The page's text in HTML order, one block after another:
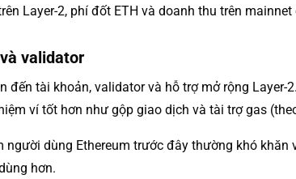
Layer-2, phí đốt ETH và doanh thu trên
validator
đến tài khoản, validator và hỗ trợ mở rộng
ví tốt hơn như gộp giao dịch và tài trợ gas
dùng Ethereum trước đây thường khó
hơn.